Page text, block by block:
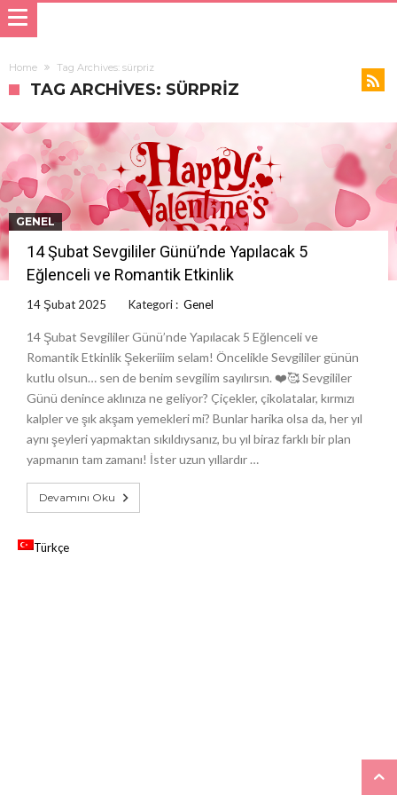
Home Tag Archives: sürpriz
TAG ARCHIVES: SÜRPRIZ
GENEL
14 Şubat Sevgililer Günü’nde Yapılacak 5
Eğlenceli ve Romantik Etkinlik
14 Şubat 2025 Kategori : Genel
14 Şubat Sevgililer Günü’nde Yapılacak 5 Eğlenceli ve
Romantik Etkinlik Şekeriiim selam! Öncelikle Sevgililer günün
kutlu olsun… sen de benim sevgilim sayılırsın. ❤️🥰 Sevgililer
Günü denince aklınıza ne geliyor? Çiçekler, çikolatalar, kırmızı
kalpler ve şık akşam yemekleri mi? Bunlar harika olsa da, her yıl
aynı şeyleri yapmaktan sıkıldıysanız, bu yıl biraz farklı bir plan
yapmanın tam zamanı! İster uzun yıllardır …
Devamını Oku
Türkçe